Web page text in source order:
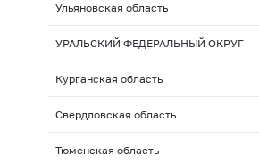
Ульяновская область
УРАЛЬСКИЙ ФЕДЕРАЛЬНЫЙ ОКРУГ
Курганская область
Свердловская область
Тюменская область